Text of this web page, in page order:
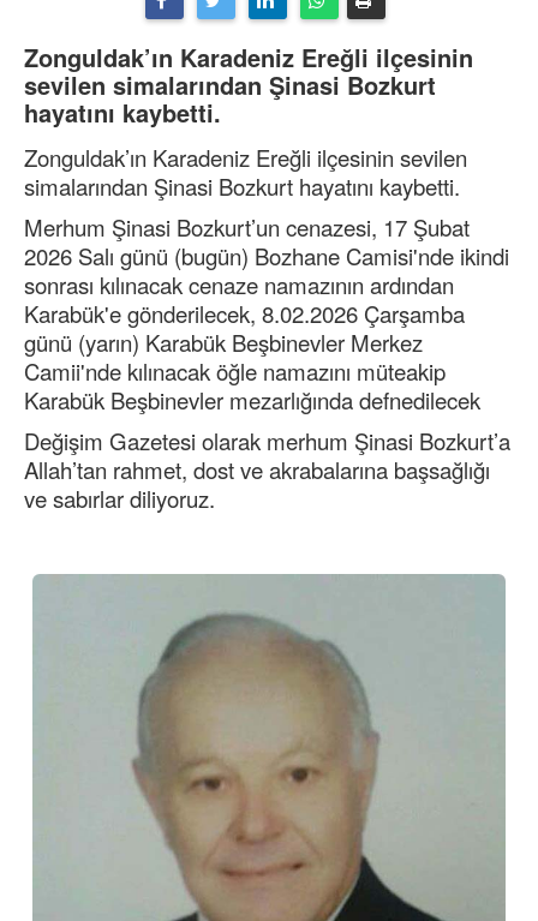
Zonguldak’ın Karadeniz Ereğli ilçesinin
sevilen simalarından Şinasi Bozkurt
hayatını kaybetti.
Zonguldak’ın Karadeniz Ereğli ilçesinin sevilen
simalarından Şinasi Bozkurt hayatını kaybetti.
Merhum Şinasi Bozkurt’un cenazesi, 17 Şubat
2026 Salı günü (bugün) Bozhane Camisi'nde ikindi
sonrası kılınacak cenaze namazının ardından
Karabük'e gönderilecek, 8.02.2026 Çarşamba
günü (yarın) Karabük Beşbinevler Merkez
Camii'nde kılınacak öğle namazını müteakip
Karabük Beşbinevler mezarlığında defnedilecek
Değişim Gazetesi olarak merhum Şinasi Bozkurt’a
Allah’tan rahmet, dost ve akrabalarına başsağlığı
ve sabırlar diliyoruz.